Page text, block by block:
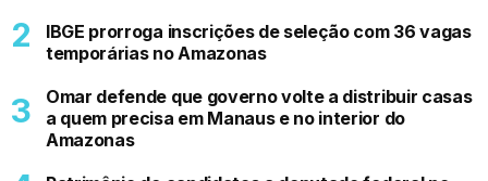
IBGE prorroga inscrições de seleção com 36 vagas
temporárias no Amazonas
Omar defende que governo volte a distribuir casas
a quem precisa em Manaus e no interior do
Amazonas